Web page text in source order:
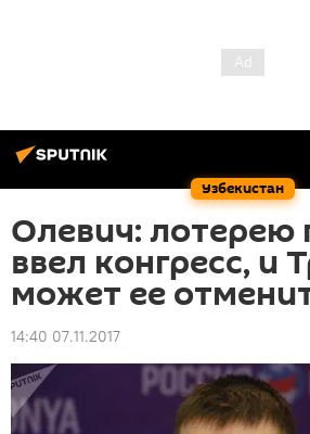
Узбекистан
Олевич: лотерею
ввел конгресс, и
может ее
14:40 07.11.2017